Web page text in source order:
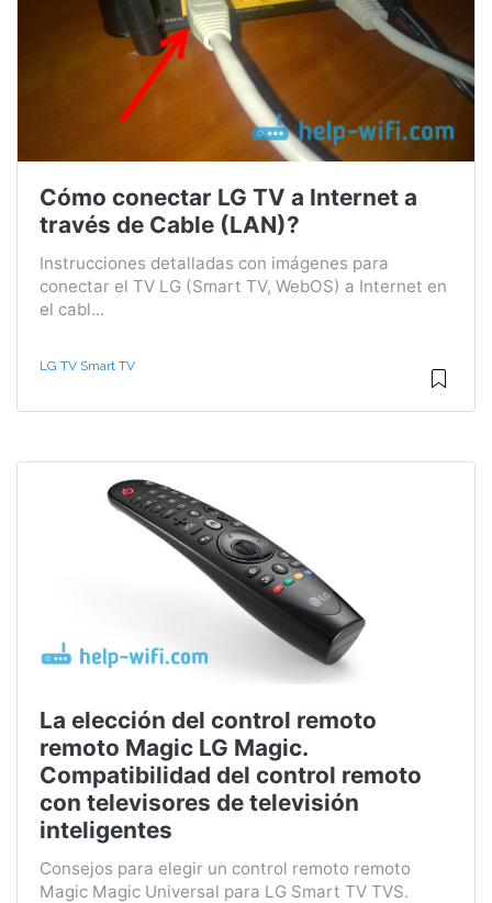
Cómo conectar LG TV a Internet a
través de Cable (LAN)?
Instrucciones detalladas con imágenes para
conectar el TV LG (Smart TV, WebOS) a Internet en
el cabl...
LG TV Smart TV
La elección del control remoto
remoto Magic LG Magic.
Compatibilidad del control remoto
con televisores de televisión
inteligentes
Consejos para elegir un control remoto remoto
Magic Magic Universal para LG Smart TV TVS.